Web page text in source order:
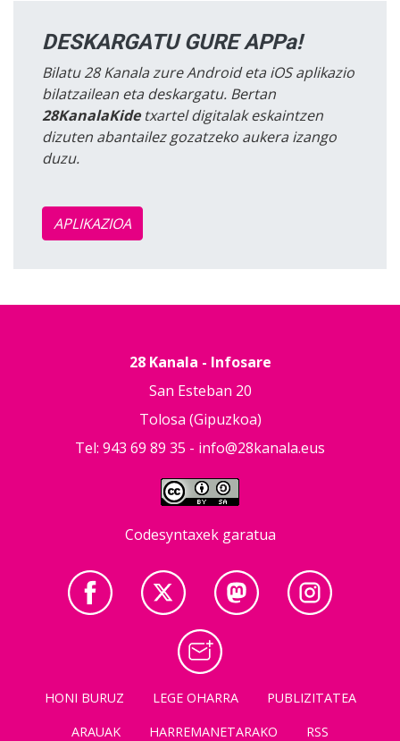
DESKARGATU GURE APPa!
Bilatu 28 Kanala zure Android eta iOS aplikazio
bilatzailean eta deskargatu. Bertan
28KanalaKidetxartel digitalak eskaintzen
dizuten abantailez gozatzeko aukera izango
duzu.
APLIKAZIOA
28 Kanala - Infosare
San Esteban 20
Tolosa (Gipuzkoa)
Tel: 943 69 89 35 - info@28kanala.eus
Codesyntaxek garatua
HONI BURUZ LEGE OHARRA
PUBLIZITATEA
ARAUAK
HARREMANETARAKO RSS